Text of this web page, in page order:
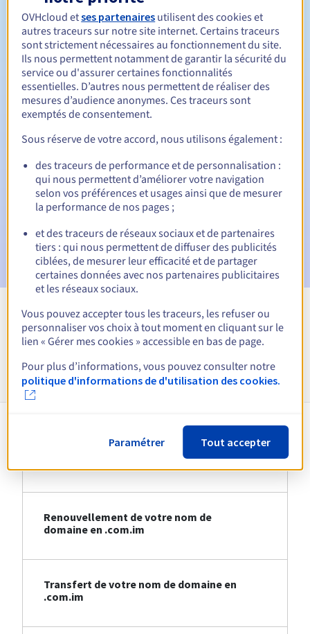
Durée de renouvellement Entre 1 et 10 ans
Période de rédemption
date d'échéance
E-mail le jour de l'expirationpour notification de la
suspension du nom de domaine
E-mail après la période de grâce de rédemptionpour
notification de la suppression du nom de domaine
Voir toutes les extensions
Informations sur le .com.im
Création de votre nom de domaine en
Renouvellement de votre nom de
domaine en .com.im
Transfert de votre nom de domaine en
.com.im
OVHcloud etses partenaires utilisent des cookies et
autres traceurs sur notre site internet. Certains traceurs
sont strictement nécessaires au fonctionnement du site.
Ils nous permettent notamment de garantir la sécurité du
service ou d'assurer certaines fonctionnalités
essentielles. D’autres nous permettent de réaliser des
mesures d’audience anonymes. Ces traceurs sont
exemptés de consentement.
Sous réserve de votre accord, nous utilisons également :
des traceurs de performance et de personnalisation :
qui nous permettent d’améliorer votre navigation
selon vos préférences et usages ainsi que de mesurer
la performance de nos pages ;
et des traceurs de réseaux sociaux et de partenaires
tiers : qui nous permettent de diffuser des publicités
ciblées, de mesurer leur efficacité et de partager
certaines données avec nos partenaires publicitaires
et les réseaux sociaux.
Vous pouvez accepter tous les traceurs, les refuser ou
personnaliser vos choix à tout moment en cliquant sur le
lien « Gérer mes cookies » accessible en bas de page.
Pour plus d’informations, vous pouvez consulter notre
politique d'informations de d'utilisation des cookies.
Paramétrer Tout accepter